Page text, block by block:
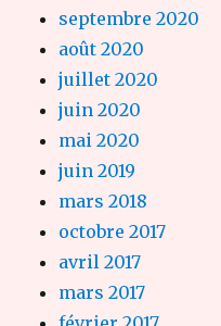
septembre 2020
août 2020
juillet 2020
juin 2020
mai 2020
juin 2019
mars 2018
octobre 2017
avril 2017
mars 2017